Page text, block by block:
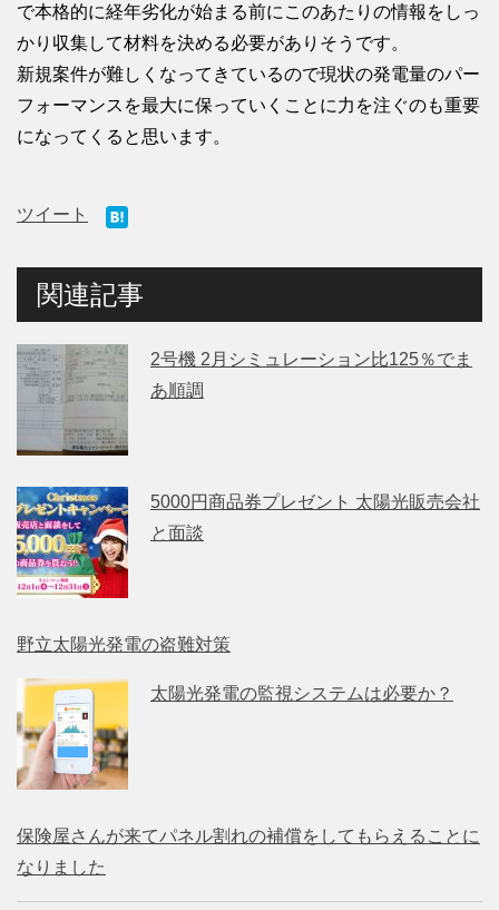
で本格的に経年劣化が始まる前にこのあたりの情報をしっ
かり収集して材料を決める必要がありそうです。
新規案件が難しくなってきているので現状の発電量のパー
フォーマンスを最大に保っていくことに力を注ぐのも重要
になってくると思います。
ツイート
関連記事
2号機 2月シミュレーション比125％でま
あ順調
5000円商品券プレゼント 太陽光販売会社
と面談
野立太陽光発電の盗難対策
太陽光発電の監視システムは必要か？
保険屋さんが来てパネル割れの補償をしてもらえることに
なりました